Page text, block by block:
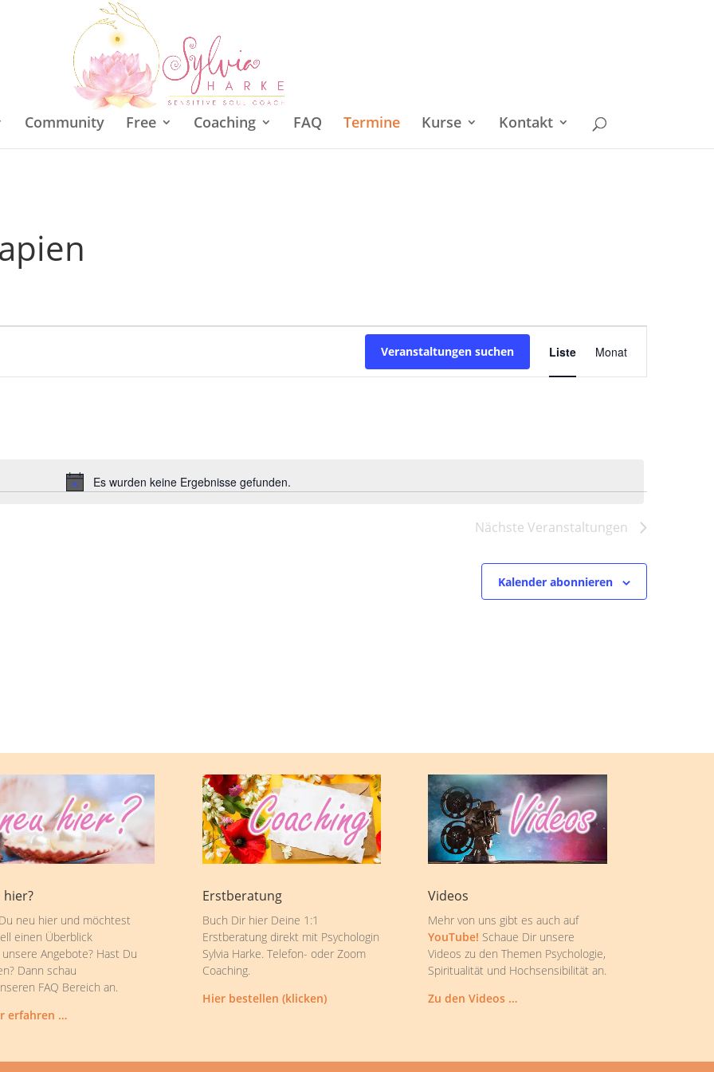
Community Free Coaching FAQ Termine Kurse Kontakt
Hinweis
Es wurden keine Ergebnisse gefunden.
Veranstaltungen suchen Ansichten-
Navigation
Liste Monat
Nächste Veranstaltungen
Kalender abonnieren
hier?
neu hier und möchtest
einen Überblick
Angebote? Hast Du
Dann schau
FAQ Bereich an.
erfahren …
Erstberatung
Buch Dir hier Deine 1:1
Erstberatung direkt mit Psychologin
Sylvia Harke. Telefon- oder Zoom
Coaching.
Hier bestellen (klicken)
Videos
Mehr von uns gibt es auch auf
YouTube! Schaue Dir unsere
Videos zu den Themen Psychologie,
Spiritualität und Hochsensibilität an.
Zu den Videos …